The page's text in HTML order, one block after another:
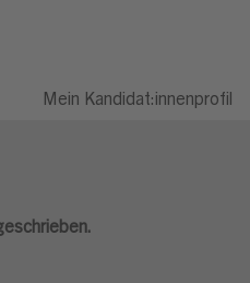
Mein Kandidat:innenprofil